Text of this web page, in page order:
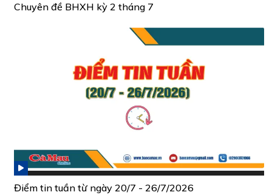
Chuyên đề BHXH kỳ 2 tháng 7
Điểm tin tuần từ ngày 20/7 - 26/7/2026